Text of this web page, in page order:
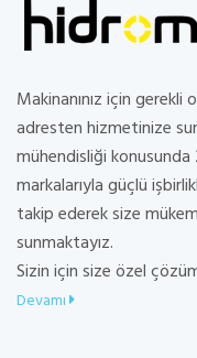
Makinanınız için
adresten hizmetinize
mühendisliği konusunda
markalarıyla güçlü
takip ederek size
sunmaktayız.
Sizin için size özel
Devamı